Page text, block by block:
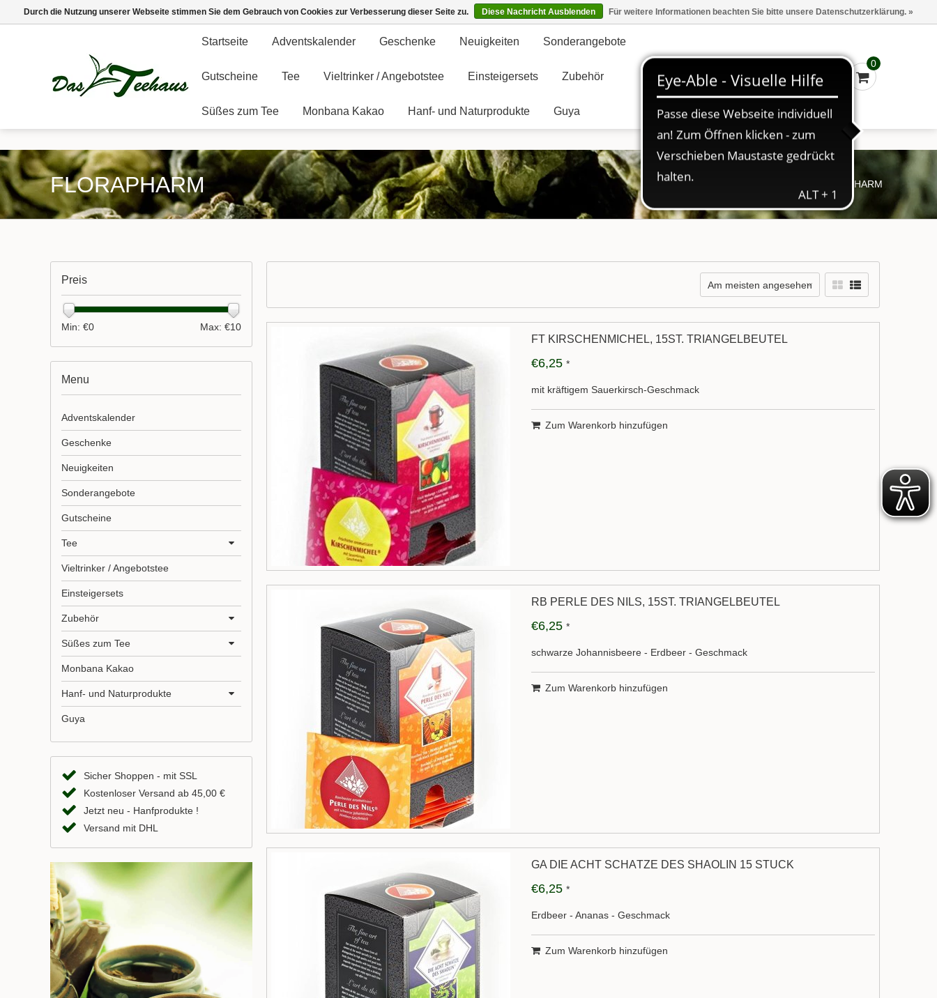
Marken Kasse - €0,00 Anmelden
Startseite Adventskalender Geschenke Neuigkeiten Sonderangebote
Gutscheine Tee Vieltrinker / Angebotstee Einsteigersets Zubehör
Süßes zum Tee Monbana Kakao Hanf- und Naturprodukte Guya
0
FLORAPHARM FLORAPHARM
Am meisten angesehen
FT KIRSCHENMICHEL, 15ST. TRIANGELBEUTEL
€6,25 *
mit kräftigem Sauerkirsch-Geschmack
Zum Warenkorb hinzufügen
RB PERLE DES NILS, 15ST. TRIANGELBEUTEL
€6,25 *
schwarze Johannisbeere - Erdbeer - Geschmack
Zum Warenkorb hinzufügen
GA DIE ACHT SCHÄTZE DES SHAOLIN 15 STÜCK
€6,25 *
Erdbeer - Ananas - Geschmack
Zum Warenkorb hinzufügen
Preis
Min: €0 Max: €10
Menu
Adventskalender
Geschenke
Neuigkeiten
Sonderangebote
Gutscheine
Tee
Vieltrinker / Angebotstee
Einsteigersets
Zubehör
Süßes zum Tee
Monbana Kakao
Hanf- und Naturprodukte
Guya
Sicher Shoppen - mit SSL
Kostenloser Versand ab 45,00 €
Jetzt neu - Hanfprodukte !
Versand mit DHL
Durch die Nutzung unserer Webseite stimmen Sie dem Gebrauch von Cookies zur Verbesserung dieser Seite zu. Diese Nachricht Ausblenden Für weitere Informationen beachten Sie bitte unsere Datenschutzerklärung. »